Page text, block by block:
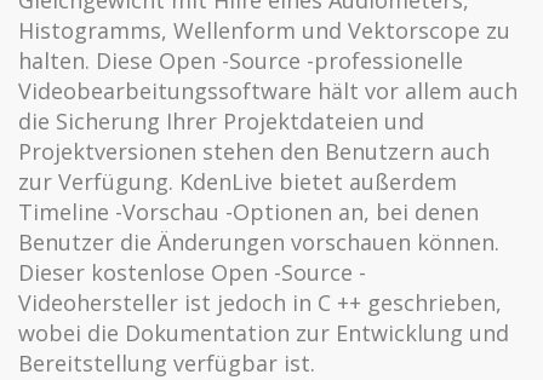
Histogramms, Wellenform und Vektorscope zu
halten. Diese Open -Source -professionelle
Videobearbeitungssoftware hält vor allem auch
die Sicherung Ihrer Projektdateien und
Projektversionen stehen den Benutzern auch
zur Verfügung. KdenLive bietet außerdem
Timeline -Vorschau -Optionen an, bei denen
Benutzer die Änderungen vorschauen können.
Dieser kostenlose Open -Source -
Videohersteller ist jedoch in C ++ geschrieben,
wobei die Dokumentation zur Entwicklung und
Bereitstellung verfügbar ist.